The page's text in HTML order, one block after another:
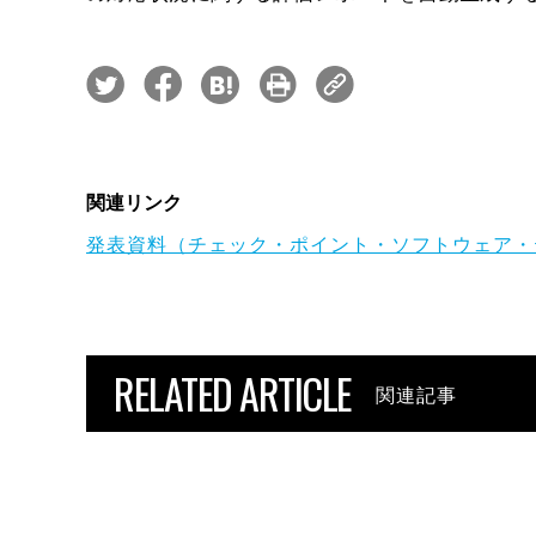
関連リンク
発表資料（チェック・ポイント・ソフトウェア・
RELATED ARTICLE 関連記事